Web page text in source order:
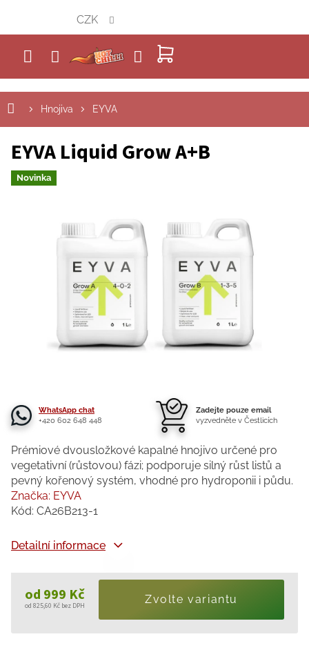
obsah
NÁKUPNÍ
KOŠÍK
CZK
Hnojiva EYVA
EYVA Liquid Grow A+B
Novinka
WhatsApp chat
+420 602 648 448
Zadejte pouze email
vyzvedněte v Čestlicích
od 999 Kč
od 825,60 Kč bez DPH
cena:
Zvolte variantu
Prémiové dvousložkové kapalné hnojivo určené pro
vegetativní (růstovou) fázi; podporuje silný růst listů a
pevný kořenový systém, vhodné pro hydroponii i půdu.
Detailní informace
Značka: EYVA
Kód: CA26B213-1